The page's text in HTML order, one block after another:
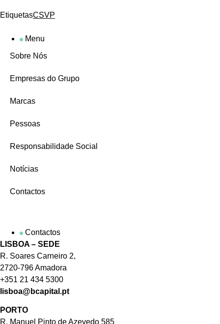
EtiquetasCSVP
Menu
Sobre Nós
Empresas do Grupo
Marcas
Pessoas
Responsabilidade Social
Notícias
Contactos
Contactos
LISBOA – SEDE
R. Soares Carneiro 2,
2720-796 Amadora
+351 21 434 5300
lisboa@bcapital.pt
PORTO
R. Manuel Pinto de Azevedo 585